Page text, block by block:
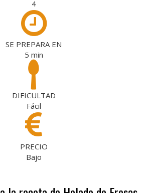
4
SE PREPARA EN
5 min
DIFICULTAD
Fácil
PRECIO
Bajo